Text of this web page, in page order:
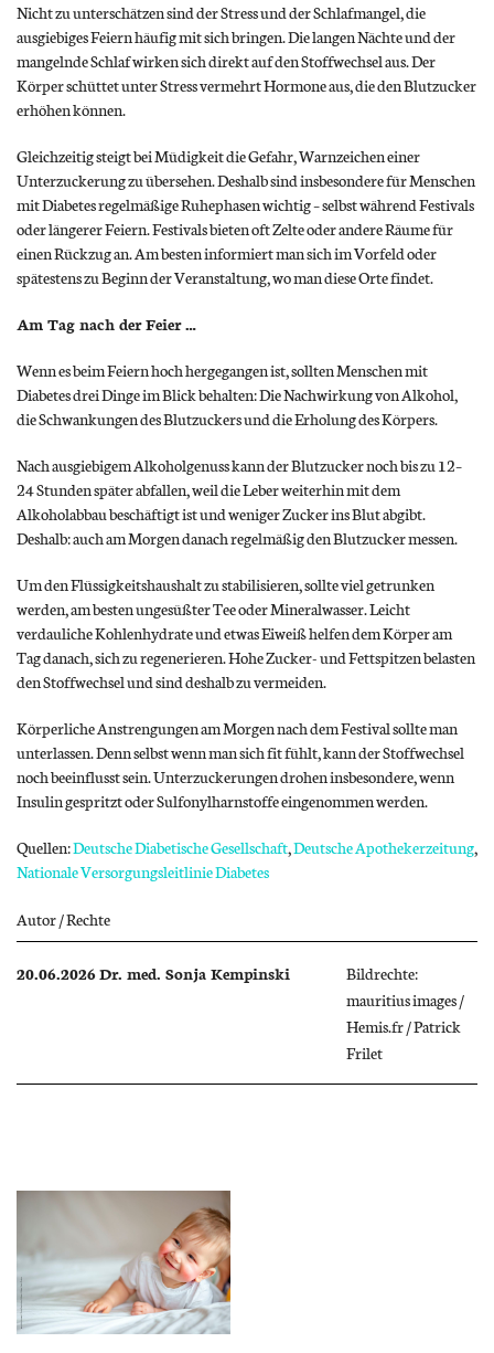
Nicht zu unterschätzen sind der Stress und der Schlafmangel, die
ausgiebiges Feiern häufig mit sich bringen. Die langen Nächte und der
mangelnde Schlaf wirken sich direkt auf den Stoffwechsel aus. Der
Körper schüttet unter Stress vermehrt Hormone aus, die den Blutzucker
erhöhen können.
Gleichzeitig steigt bei Müdigkeit die Gefahr, Warnzeichen einer
Unterzuckerung zu übersehen. Deshalb sind insbesondere für Menschen
mit Diabetes regelmäßige Ruhephasen wichtig – selbst während Festivals
oder längerer Feiern. Festivals bieten oft Zelte oder andere Räume für
einen Rückzug an. Am besten informiert man sich im Vorfeld oder
spätestens zu Beginn der Veranstaltung, wo man diese Orte findet.
Am Tag nach der Feier …
Wenn es beim Feiern hoch hergegangen ist, sollten Menschen mit
Diabetes drei Dinge im Blick behalten: Die Nachwirkung von Alkohol,
die Schwankungen des Blutzuckers und die Erholung des Körpers.
Nach ausgiebigem Alkoholgenuss kann der Blutzucker noch bis zu 12–
24 Stunden später abfallen, weil die Leber weiterhin mit dem
Alkoholabbau beschäftigt ist und weniger Zucker ins Blut abgibt.
Deshalb: auch am Morgen danach regelmäßig den Blutzucker messen.
Um den Flüssigkeitshaushalt zu stabilisieren, sollte viel getrunken
werden, am besten ungesüßter Tee oder Mineralwasser. Leicht
verdauliche Kohlenhydrate und etwas Eiweiß helfen dem Körper am
Tag danach, sich zu regenerieren. Hohe Zucker- und Fettspitzen belasten
den Stoffwechsel und sind deshalb zu vermeiden.
Körperliche Anstrengungen am Morgen nach dem Festival sollte man
unterlassen. Denn selbst wenn man sich fit fühlt, kann der Stoffwechsel
noch beeinflusst sein. Unterzuckerungen drohen insbesondere, wenn
Insulin gespritzt oder Sulfonylharnstoffe eingenommen werden.
Quellen:Deutsche Diabetische Gesellschaft,Deutsche Apothekerzeitung,
Nationale Versorgungsleitlinie Diabetes
Autor / Rechte
20.06.2026Dr. med. Sonja Kempinski
Bildrechte:
mauritius images /
Hemis.fr / Patrick
Frilet